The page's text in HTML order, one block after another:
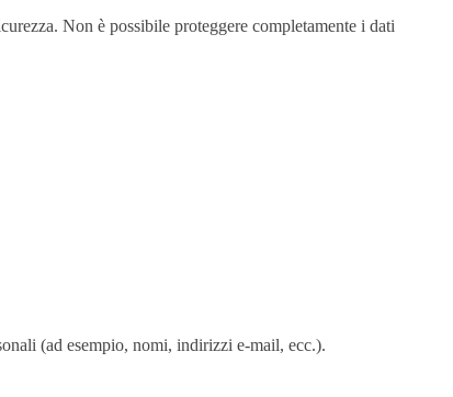
Non è possibile proteggere completamente i dati
(ad esempio, nomi, indirizzi e-mail, ecc.).